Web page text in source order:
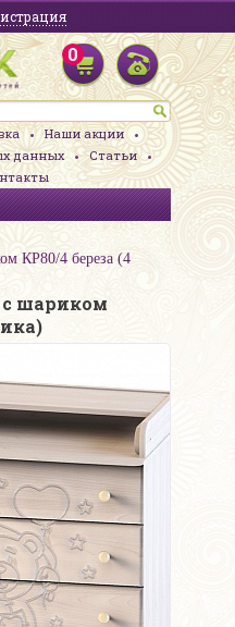
0
Наши акции
данных
Статьи
КР80/4 береза (4
шариком